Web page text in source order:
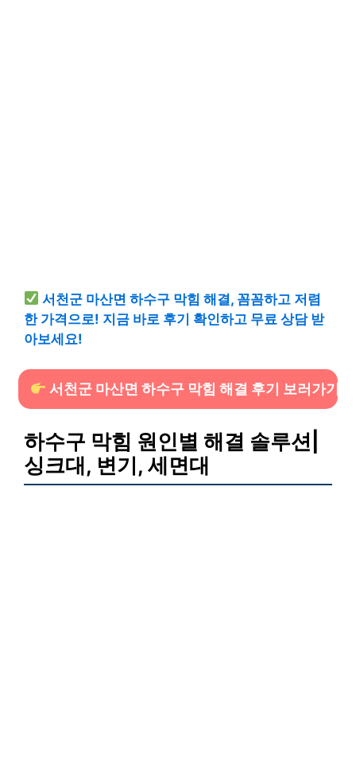
서천군 마산면 하수구 막힘 해결, 꼼꼼하고 저렴
한 가격으로! 지금 바로 후기 확인하고 무료 상담 받
아보세요!
서천군 마산면 하수구 막힘 해결 후기 보러가기
하수구 막힘 원인별 해결 솔루션|
싱크대, 변기, 세면대